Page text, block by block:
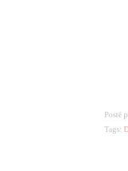
Posté
Tags: